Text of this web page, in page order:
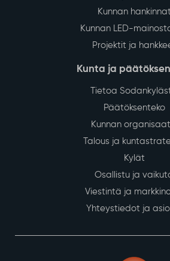
Kunnan hankinnat
Kunnan LED-
Projektit ja
Kunta ja
Tietoa
Päätöksenteko
Kunnan
Talous ja
Kylät
Osallistu ja
Viestintä ja
Yhteystiedot ja